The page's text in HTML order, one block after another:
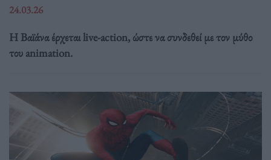
24.03.26
Η Βαϊάνα έρχεται live-action, ώστε να συνδεθεί με τον μύθο
του animation.